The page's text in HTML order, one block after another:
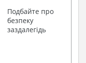
Подбайте про
безпеку
заздалегідь